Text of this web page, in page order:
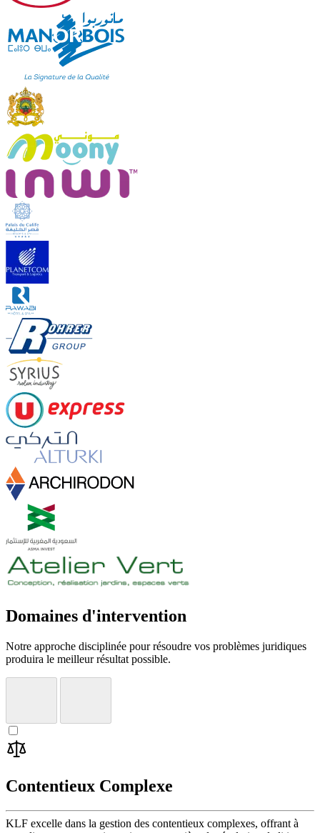
Domaines d'intervention
Notre approche disciplinée pour résoudre vos problèmes juridiques
produira le meilleur résultat possible.
Contentieux Complexe
KLF excelle dans la gestion des contentieux complexes, offrant à